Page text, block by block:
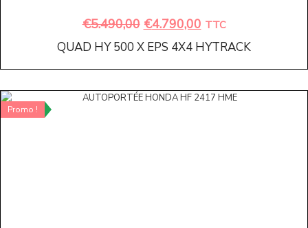
€5.490,00 €4.790,00 TTC
QUAD HY 500 X EPS 4X4 HYTRACK
Promo !